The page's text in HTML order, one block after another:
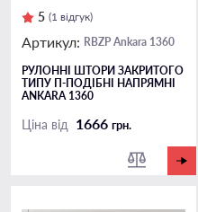
5 (1 відгук)
Артикул: RBZP Ankara 1360
РУЛОННІ ШТОРИ ЗАКРИТОГО
ТИПУ П-ПОДIБНІ НАПРЯМНІ
ANKARA 1360
Ціна від 1666 грн.